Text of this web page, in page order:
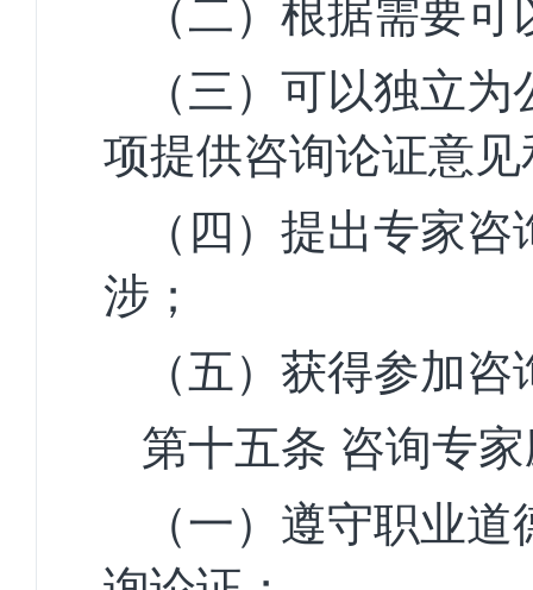
（二）根据需要
（三）可以独立
项提供咨询论证意
（四）提出专家
涉；
（五）获得参加
第十五条 咨询专
（一）遵守职业